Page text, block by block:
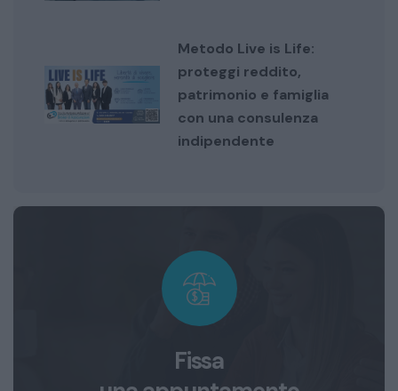
Metodo Live is Life:
proteggi reddito,
patrimonio e famiglia
con una consulenza
indipendente
Fissa